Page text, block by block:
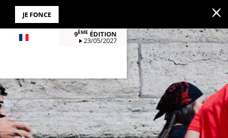
JE FONCE
9ÈME ÉDITION
23/05/2027